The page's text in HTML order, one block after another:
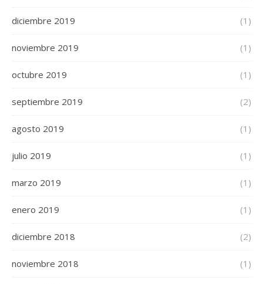
diciembre 2019 (1)
noviembre 2019 (1)
octubre 2019 (1)
septiembre 2019 (2)
agosto 2019 (1)
julio 2019 (1)
marzo 2019 (1)
enero 2019 (1)
diciembre 2018 (2)
noviembre 2018 (1)